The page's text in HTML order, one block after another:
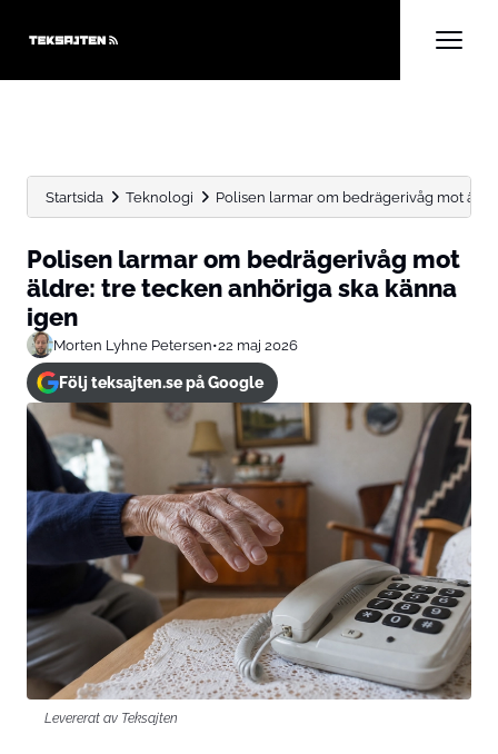
Startsida Teknologi Polisen larmar om bedrägerivåg mot
Polisen larmar om bedrägerivåg mot
äldre: tre tecken anhöriga ska känna
igen
Morten Lyhne Petersen•22 maj 2026
Följ teksajten.se på Google
Levererat av Teksajten